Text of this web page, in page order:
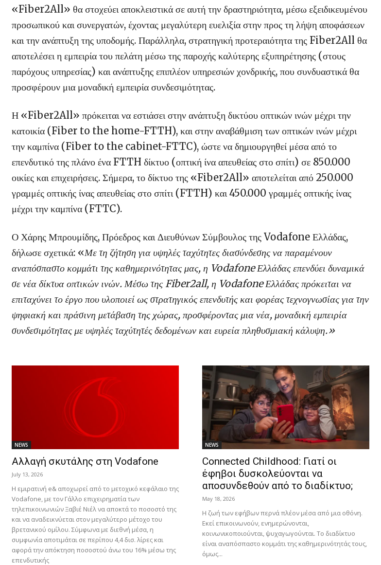
«Fiber2All» θα στοχεύει αποκλειστικά σε αυτή την δραστηριότητα, μέσω εξειδικευμένου
προσωπικού και συνεργατών, έχοντας μεγαλύτερη ευελιξία στην προς τη λήψη αποφάσεων
και την ανάπτυξη της υποδομής. Παράλληλα, στρατηγική προτεραιότητα της Fiber2All θα
αποτελέσει η εμπειρία του πελάτη μέσω της παροχής καλύτερης εξυπηρέτησης (στους
παρόχους υπηρεσίας) και ανάπτυξης επιπλέον υπηρεσιών χονδρικής, που συνδυαστικά θα
προσφέρουν μια μοναδική εμπειρία συνδεσιμότητας.
Η «Fiber2All» πρόκειται να εστιάσει στην ανάπτυξη δικτύου οπτικών ινών μέχρι την
κατοικία (Fiber to the home-FTTH), και στην αναβάθμιση των οπτικών ινών μέχρι
την καμπίνα (Fiber to the cabinet-FTTC), ώστε να δημιουργηθεί μέσα από το
επενδυτικό της πλάνο ένα FTTH δίκτυο (οπτική ίνα απευθείας στο σπίτι) σε 850.000
οικίες και επιχειρήσεις. Σήμερα, το δίκτυο της «Fiber2All» αποτελείται από 250.000
γραμμές οπτικής ίνας απευθείας στο σπίτι (FTTH) και 450.000 γραμμές οπτικής ίνας
μέχρι την καμπίνα (FTTC).
Ο Χάρης Μπρουμίδης, Πρόεδρος και Διευθύνων Σύμβουλος της Vodafone Ελλάδας,
δήλωσε σχετικά: «Με τη ζήτηση για υψηλές ταχύτητες διασύνδεσης να παραμένουν
αναπόσπαστο κομμάτι της καθημερινότητας μας, η Vodafone Ελλάδας επενδύει δυναμικά
σε νέα δίκτυα οπτικών ινών. Μέσω της Fiber2all, η Vodafone Ελλάδας πρόκειται να
επιταχύνει το έργο που υλοποιεί ως στρατηγικός επενδυτής και φορέας τεχνογνωσίας για την
ψηφιακή και πράσινη μετάβαση της χώρας, προσφέροντας μια νέα, μοναδική εμπειρία
συνδεσιμότητας με υψηλές ταχύτητές δεδομένων και ευρεία πληθυσμιακή κάλυψη.»
NEWS
Αλλαγή σκυτάλης στη Vodafone
July 13, 2026
Η εμιρατινή e& αποχωρεί από το μετοχικό κεφάλαιο της
Vodafone, με τον Γάλλο επιχειρηματία των
τηλεπικοινωνιών Ξαβιέ Νιέλ να αποκτά το ποσοστό της
και να αναδεικνύεται στον μεγαλύτερο μέτοχο του
βρετανικού ομίλου. Σύμφωνα με διεθνή μέσα, η
συμφωνία αποτιμάται σε περίπου 4,4 δισ. λίρες και
αφορά την απόκτηση ποσοστού άνω του 16% μέσω της
επενδυτικής
NEWS
Connected Childhood: Γιατί οι
έφηβοι δυσκολεύονται να
αποσυνδεθούν από το διαδίκτυο;
May 18, 2026
Η ζωή των εφήβων περνά πλέον μέσα από μια οθόνη.
Εκεί επικοινωνούν, ενημερώνονται,
κοινωνικοποιούνται, ψυχαγωγούνται. Το διαδίκτυο
είναι αναπόσπαστο κομμάτι της καθημερινότητάς τους,
όμως...